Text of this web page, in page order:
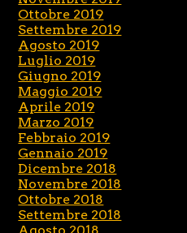
Ottobre 2019
Settembre 2019
Agosto 2019
Luglio 2019
Giugno 2019
Maggio 2019
Aprile 2019
Marzo 2019
Febbraio 2019
Gennaio 2019
Dicembre 2018
Novembre 2018
Ottobre 2018
Settembre 2018
Agosto 2018